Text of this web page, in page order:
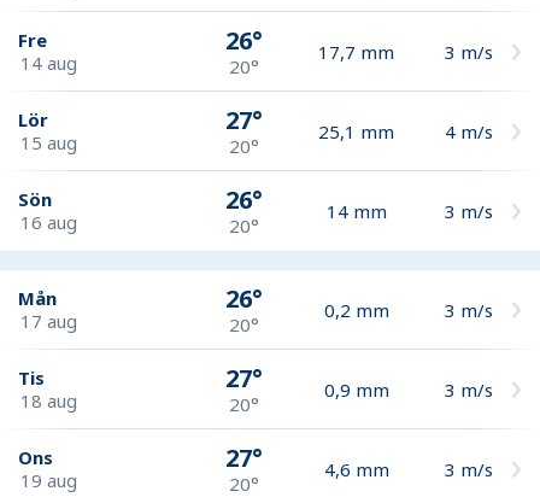
Fre
14 aug
26°
20°
17,7 mm 3 m/s
Lör
15 aug
27°
20°
25,1 mm 4 m/s
Sön
16 aug
26°
20°
14 mm 3 m/s
Mån
17 aug
26°
20°
0,2 mm 3 m/s
Tis
18 aug
27°
20°
0,9 mm 3 m/s
Ons
19 aug
27°
20°
4,6 mm 3 m/s